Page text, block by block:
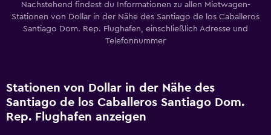
Nachstehend findest du Informationen zu allen Mietwagen-
Stationen von Dollar in der Nähe des Santiago de los Caballeros
Santiago Dom. Rep. Flughafen, einschließlich Adresse und
Telefonnummer
Stationen von Dollar in der Nähe des
Santiago de los Caballeros Santiago Dom.
Rep. Flughafen anzeigen